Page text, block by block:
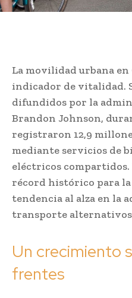
La movilidad urbana
indicador de vitalidad.
difundidos por la
Brandon Johnson,
registraron 12,9
mediante servicios de
eléctricos
récord histórico para
tendencia al alza en la
transporte
Un crecimiento
frentes